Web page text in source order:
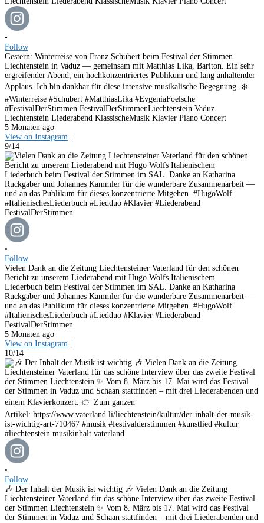
•
Follow
Gestern: Winterreise von Franz Schubert beim Festival der Stimmen
Liechtenstein in Vaduz — gemeinsam mit Matthias Lika, Bariton. Ein sehr
ergreifender Abend, ein hochkonzentriertes Publikum und lang anhaltender
Applaus. Ich bin dankbar für diese intensive musikalische Begegnung. ❄️
#Winterreise #Schubert #MatthiasLika #EvgeniaFoelsche
#FestivalDerStimmen FestivalDerStimmenLiechtenstein Vaduz
Liechtenstein Liederabend KlassischeMusik Klavier Piano Concert
5 Monaten ago
View on Instagram |
9/14
•
Follow
Vielen Dank an die Zeitung Liechtensteiner Vaterland für den schönen
Bericht zu unserem Liederabend mit Hugo Wolfs Italienischem
Liederbuch beim Festival der Stimmen im SAL. Danke an Katharina
Ruckgaber und Johannes Kammler für die wunderbare Zusammenarbeit —
und an das Publikum für dieses konzentrierte Mitgehen. #HugoWolf
#ItalienischesLiederbuch #Liedduo #Klavier #Liederabend
FestivalDerStimmen
5 Monaten ago
View on Instagram |
10/14
•
Follow
🎶 Der Inhalt der Musik ist wichtig 🎶 Vielen Dank an die Zeitung
Liechtensteiner Vaterland für das schöne Interview über das zweite Festival
der Stimmen Liechtenstein ✨ Vom 8. März bis 17. Mai wird das Festival
der Stimmen in Vaduz und Schaan stattfinden – mit drei Liederabenden und